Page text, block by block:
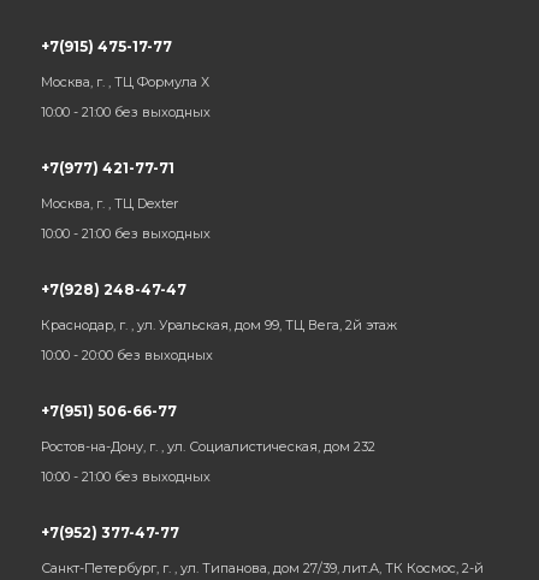
+7(915) 475-17-77
Москва, г. , ТЦ Формула Х
10:00 - 21:00 без выходных
+7(977) 421-77-71
Москва, г. , ТЦ Dexter
10:00 - 21:00 без выходных
+7(928) 248-47-47
Краснодар, г. , ул. Уральская, дом 99, ТЦ Вега, 2й этаж
10:00 - 20:00 без выходных
+7(951) 506-66-77
Ростов-на-Дону, г. , ул. Социалистическая, дом 232
10:00 - 21:00 без выходных
+7(952) 377-47-77
Санкт-Петербург, г. , ул. Типанова, дом 27/39, лит.А, ТК Космос, 2-й